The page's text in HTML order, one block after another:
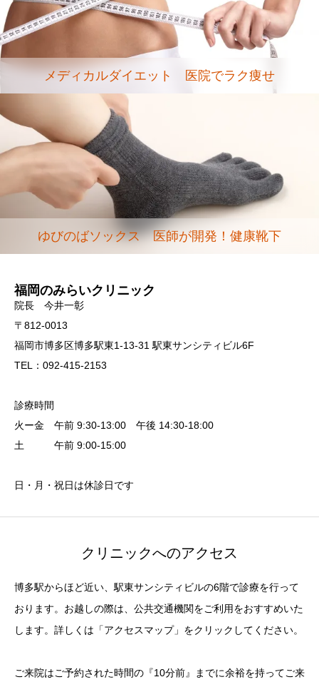
メディカルダイエット 医院でラク痩せ
ゆびのばソックス 医師が開発！健康靴下
福岡のみらいクリニック
院長 今井一彰
〒812-0013
福岡市博多区博多駅東1-13-31 駅東サンシティビル6F
TEL：092-415-2153
診療時間
火ー金 午前 9:30-13:00 午後 14:30-18:00
土 午前 9:00-15:00
日・月・祝日は休診日です
クリニックへのアクセス
博多駅からほど近い、駅東サンシティビルの6階で診療を行って
おります。お越しの際は、公共交通機関をご利用をおすすめいた
します。詳しくは「アクセスマップ」をクリックしてください。
ご来院はご予約された時間の『10分前』までに余裕を持ってご来